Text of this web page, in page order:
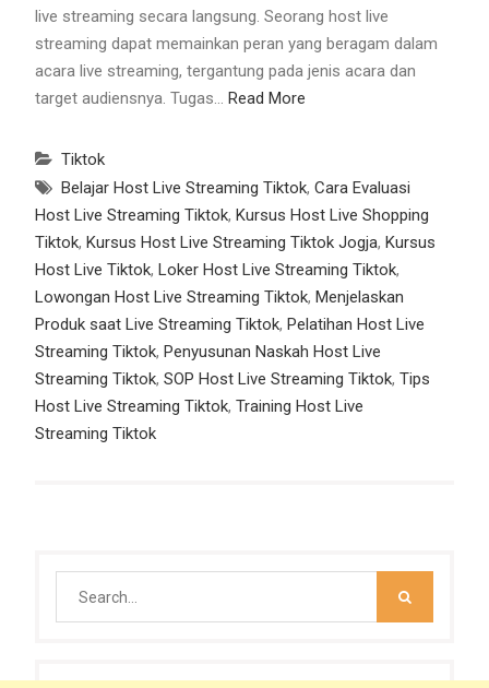
live streaming secara langsung. Seorang host live
streaming dapat memainkan peran yang beragam dalam
acara live streaming, tergantung pada jenis acara dan
target audiensnya. Tugas… Read More
Tiktok
Belajar Host Live Streaming Tiktok, Cara Evaluasi
Host Live Streaming Tiktok, Kursus Host Live Shopping
Tiktok, Kursus Host Live Streaming Tiktok Jogja, Kursus
Host Live Tiktok, Loker Host Live Streaming Tiktok,
Lowongan Host Live Streaming Tiktok, Menjelaskan
Produk saat Live Streaming Tiktok, Pelatihan Host Live
Streaming Tiktok, Penyusunan Naskah Host Live
Streaming Tiktok, SOP Host Live Streaming Tiktok, Tips
Host Live Streaming Tiktok, Training Host Live
Streaming Tiktok